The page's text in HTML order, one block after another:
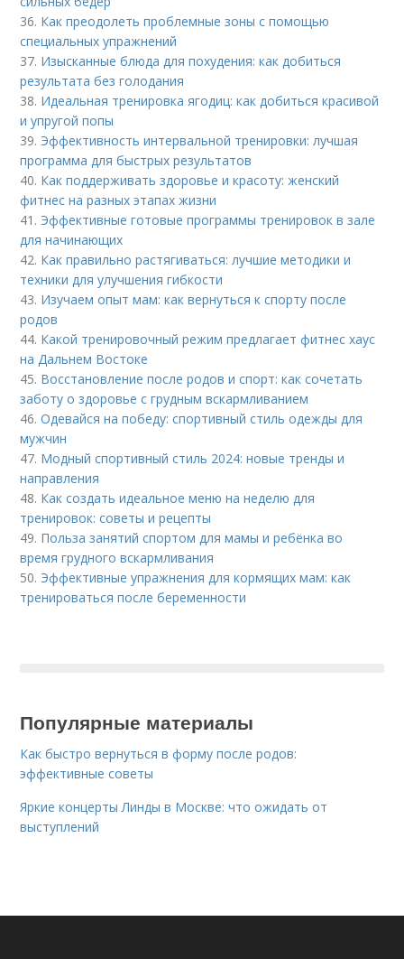
36. Как преодолеть проблемные зоны с помощью
специальных упражнений
37. Изысканные блюда для похудения: как добиться
результата без голодания
38. Идеальная тренировка ягодиц: как добиться красивой
и упругой попы
39. Эффективность интервальной тренировки: лучшая
программа для быстрых результатов
40. Как поддерживать здоровье и красоту: женский
фитнес на разных этапах жизни
41. Эффективные готовые программы тренировок в зале
для начинающих
42. Как правильно растягиваться: лучшие методики и
техники для улучшения гибкости
43. Изучаем опыт мам: как вернуться к спорту после
родов
44. Какой тренировочный режим предлагает фитнес хаус
на Дальнем Востоке
45. Восстановление после родов и спорт: как сочетать
заботу о здоровье с грудным вскармливанием
46.Одевайся на победу: спортивный стиль одежды для
мужчин
47. Модный спортивный стиль 2024: новые тренды и
направления
48. Как создать идеальное меню на неделю для
тренировок: советы и рецепты
49. Польза занятий спортом для мамы и ребёнка во
время грудного вскармливания
50. Эффективные упражнения для кормящих мам: как
тренироваться после беременности
Популярные материалы
Как быстро вернуться в форму после родов:
эффективные советы
Яркие концерты Линды в Москве: что ожидать от
выступлений